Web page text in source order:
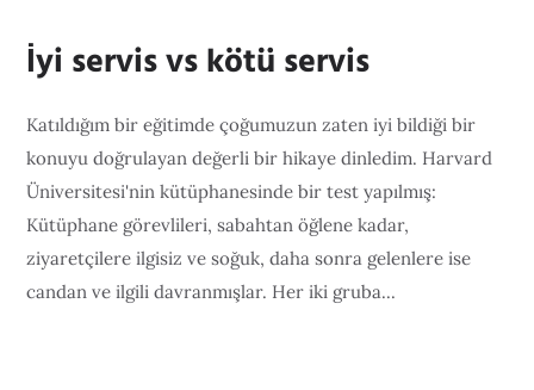
İyi servis vs kötü servis
Katıldığım bir eğitimde çoğumuzun zaten iyi bildiği bir
konuyu doğrulayan değerli bir hikaye dinledim. Harvard
Üniversitesi'nin kütüphanesinde bir test yapılmış:
Kütüphane görevlileri, sabahtan öğlene kadar,
ziyaretçilere ilgisiz ve soğuk, daha sonra gelenlere ise
candan ve ilgili davranmışlar. Her iki gruba...